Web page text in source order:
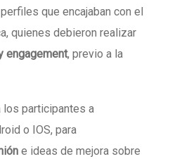
que encajaban con el
quienes debieron realizar
engagement, previo a la
los participantes a
o IOS, para
e ideas de mejora sobre